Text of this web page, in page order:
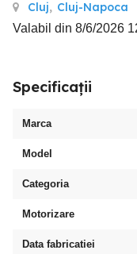
Cluj, Cluj-Napoca
Valabil din 8/6/2026
Specificații
Marca
Model
Categoria
Motorizare
Data fabricatiei